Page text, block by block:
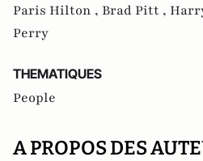
Paris Hilton , Brad Pitt ,
Perry
THEMATIQUES
People
A PROPOS DES